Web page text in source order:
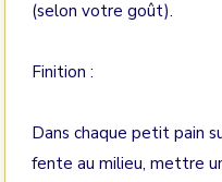
(selon votre goût).
Finition :
Dans chaque petit pain
fente au milieu, mettre